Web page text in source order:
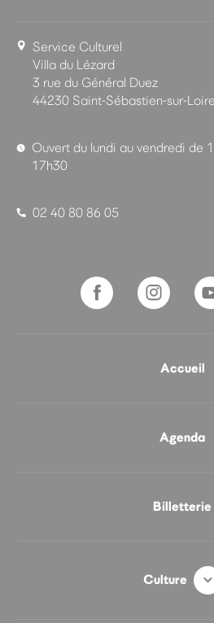
Service Culturel
Villa du Lézard
3 rue du Général Duez
44230 Saint-Sébastien-sur-Loire
Ouvert du lundi au vendredi de
17h30
02 40 80 86 05
Accueil
Agenda
Billetterie
Culture